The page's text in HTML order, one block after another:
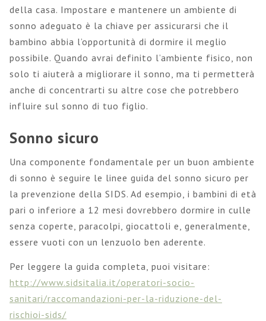
della casa. Impostare e mantenere un ambiente di
sonno adeguato è la chiave per assicurarsi che il
bambino abbia l’opportunità di dormire il meglio
possibile. Quando avrai definito l’ambiente fisico, non
solo ti aiuterà a migliorare il sonno, ma ti permetterà
anche di concentrarti su altre cose che potrebbero
influire sul sonno di tuo figlio.
Sonno sicuro
Una componente fondamentale per un buon ambiente
di sonno è seguire le linee guida del sonno sicuro per
la prevenzione della SIDS. Ad esempio, i bambini di età
pari o inferiore a 12 mesi dovrebbero dormire in culle
senza coperte, paracolpi, giocattoli e, generalmente,
essere vuoti con un lenzuolo ben aderente.
Per leggere la guida completa, puoi visitare:
http://www.sidsitalia.it/operatori-socio-
sanitari/raccomandazioni-per-la-riduzione-del-
rischioi-sids/